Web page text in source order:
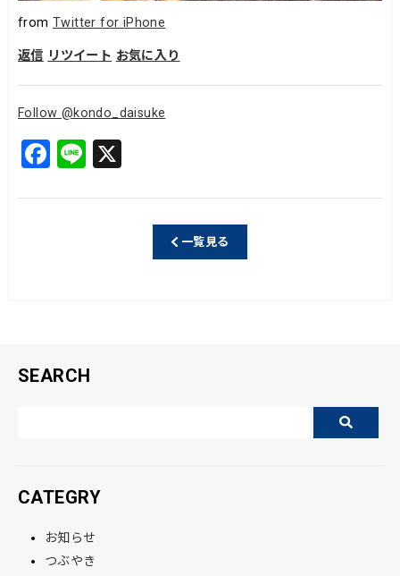
from Twitter for iPhone
返信 リツイート お気に入り
Follow @kondo_daisuke
F
c
Li
e
一覧見る
SEARCH
CATEGRY
お知らせ
つぶやき